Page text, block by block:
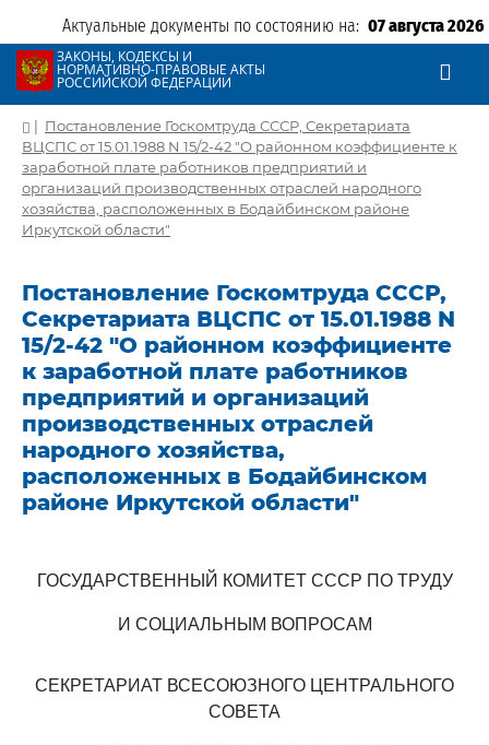
Актуальные документы по состоянию на: 07 августа 2026
ЗАКОНЫ, КОДЕКСЫ И
НОРМАТИВНО-ПРАВОВЫЕ АКТЫ
РОССИЙСКОЙ ФЕДЕРАЦИИ
| Постановление Госкомтруда СССР, Секретариата
ВЦСПС от 15.01.1988 N 15/2-42 "О районном коэффициенте к
заработной плате работников предприятий и
организаций производственных отраслей народного
хозяйства, расположенных в Бодайбинском районе
Иркутской области"
Постановление Госкомтруда СССР,
Секретариата ВЦСПС от 15.01.1988 N
15/2-42 "О районном коэффициенте
к заработной плате работников
предприятий и организаций
производственных отраслей
народного хозяйства,
расположенных в Бодайбинском
районе Иркутской области"
ГОСУДАРСТВЕННЫЙ КОМИТЕТ СССР ПО ТРУДУ
И СОЦИАЛЬНЫМ ВОПРОСАМ
СЕКРЕТАРИАТ ВСЕСОЮЗНОГО ЦЕНТРАЛЬНОГО
СОВЕТА